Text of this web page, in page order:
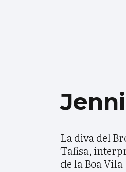
La diva del
Tafisa,
de la Boa Vila